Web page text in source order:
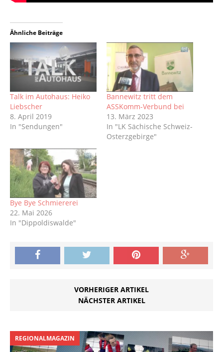
Ähnliche Beiträge
Talk im Autohaus: Heiko
Liebscher
8. April 2019
In "Sendungen"
Bannewitz tritt dem
ASSKomm-Verbund bei
13. März 2023
In "LK Sächische Schweiz-
Osterzgebirge"
Bye Bye Schmiererei
22. Mai 2026
In "Dippoldiswalde"
VORHERIGER ARTIKEL
NÄCHSTER ARTIKEL
REGIONALMAGAZIN